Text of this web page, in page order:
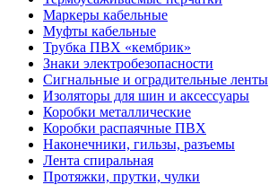
Маркеры кабельные
Муфты кабельные
Трубка ПВХ «кембрик»
Знаки электробезопасности
Сигнальные и оградительные ленты
Изоляторы для шин и аксессуары
Коробки металлические
Коробки распаячные ПВХ
Наконечники, гильзы, разъемы
Лента спиральная
Протяжки, прутки, чулки